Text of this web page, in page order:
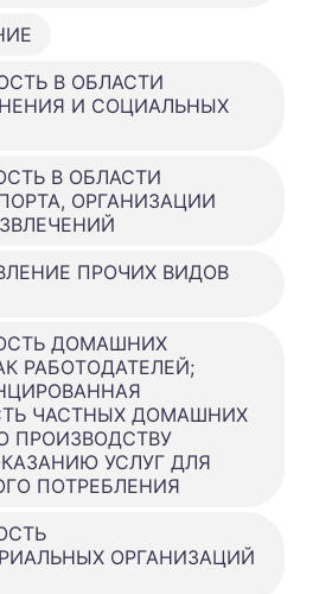
В ОБЛАСТИ
И СОЦИАЛЬНЫХ
В ОБЛАСТИ
ОРГАНИЗАЦИИ
ПРОЧИХ ВИДОВ
ДОМАШНИХ
РАБОТОДАТЕЛЕЙ;
ЧАСТНЫХ ДОМАШНИХ
ПРОИЗВОДСТВУ
УСЛУГ ДЛЯ
ПОТРЕБЛЕНИЯ
ОРГАНИЗАЦИЙ